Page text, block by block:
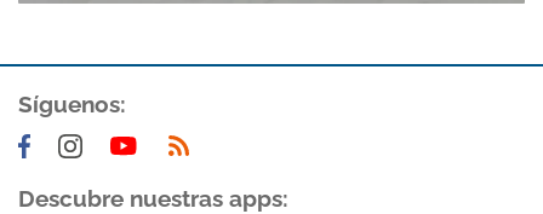
Síguenos:
Descubre nuestras apps: